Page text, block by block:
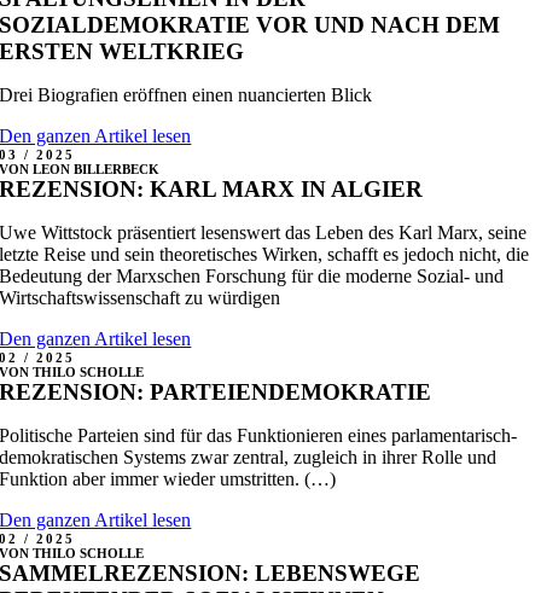
SOZIALDEMOKRATIE VOR UND NACH DEM
ERSTEN WELTKRIEG
Drei Biografien eröffnen einen nuancierten Blick
Den ganzen Artikel lesen
03 / 2025
VON LEON BILLERBECK
REZENSION: KARL MARX IN ALGIER
Uwe Wittstock präsentiert lesenswert das Leben des Karl Marx, seine
letzte Reise und sein theoretisches Wirken, schafft es jedoch nicht, die
Bedeutung der Marxschen Forschung für die moderne Sozial- und
Wirtschaftswissenschaft zu würdigen
Den ganzen Artikel lesen
02 / 2025
VON THILO SCHOLLE
REZENSION: PARTEIENDEMOKRATIE
Politische Parteien sind für das Funktionieren eines parlamentarisch-
demokratischen Systems zwar zentral, zugleich in ihrer Rolle und
Funktion aber immer wieder umstritten. (…)
Den ganzen Artikel lesen
02 / 2025
VON THILO SCHOLLE
SAMMELREZENSION: LEBENSWEGE